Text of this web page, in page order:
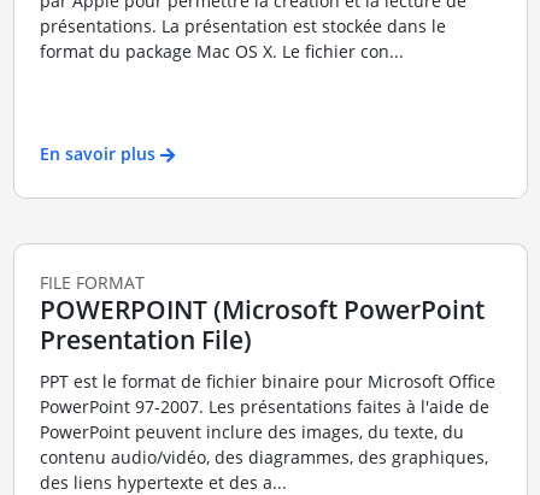
présentations. La présentation est stockée dans le
format du package Mac OS X. Le fichier con...
En savoir plus
FILE FORMAT
POWERPOINT (Microsoft PowerPoint
Presentation File)
PPT est le format de fichier binaire pour Microsoft Office
PowerPoint 97-2007. Les présentations faites à l'aide de
PowerPoint peuvent inclure des images, du texte, du
contenu audio/vidéo, des diagrammes, des graphiques,
des liens hypertexte et des a...